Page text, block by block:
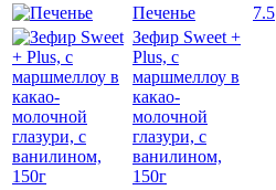
Печенье
7.5
Зефир Sweet +
Plus, с
маршмеллоу в
какао-
молочной
глазури, с
ванилином,
150г